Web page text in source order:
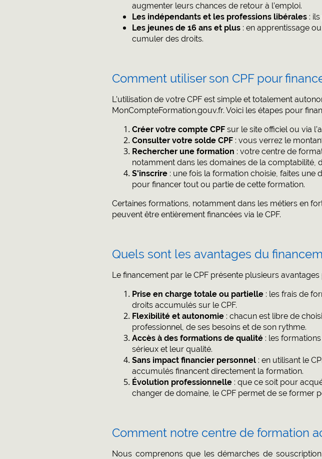
augmenter leurs chances de retour à l’emploi.
Les indépendants et les professions libérales :
Les jeunes de 16 ans et plus : en apprentissage
cumuler des droits.
Comment utiliser son CPF pour
L’utilisation de votre CPF est simple et totalement
MonCompteFormation.gouv.fr. Voici les étapes pour
Créer votre compte CPF sur le site officiel ou via
Consulter votre solde CPF : vous verrez le
Rechercher une formation : votre centre de
notamment dans les domaines de la comptabilité,
S'inscrire : une fois la formation choisie, faites une
pour financer tout ou partie de cette formation.
Certaines formations, notamment dans les métiers en
peuvent être entièrement financées via le CPF.
Quels sont les avantages du
Le financement par le CPF présente plusieurs avantages
Prise en charge totale ou partielle : les frais de
droits accumulés sur le CPF.
Flexibilité et autonomie : chacun est libre de
professionnel, de ses besoins et de son rythme.
Accès à des formations de qualité : les
sérieux et leur qualité.
Sans impact financier personnel : en utilisant le
accumulés financent directement la formation.
Évolution professionnelle : que ce soit pour
changer de domaine, le CPF permet de se former
Comment notre centre de formation
Nous comprenons que les démarches de